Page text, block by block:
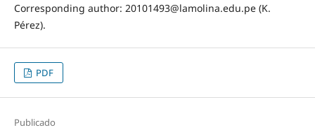
Corresponding author: 20101493@lamolina.edu.pe (K.
Pérez).
PDF
Publicado